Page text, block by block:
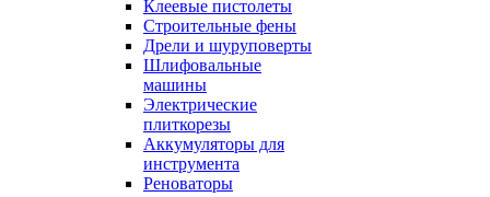
Клеевые пистолеты
Строительные фены
Дрели и шуруповерты
Шлифовальные
машины
Электрические
плиткорезы
Аккумуляторы для
инструмента
Реноваторы